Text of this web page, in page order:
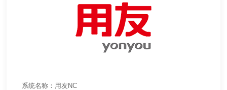
系统名称：用友NC